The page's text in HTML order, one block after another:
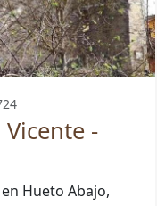
-
Hueto Abajo,